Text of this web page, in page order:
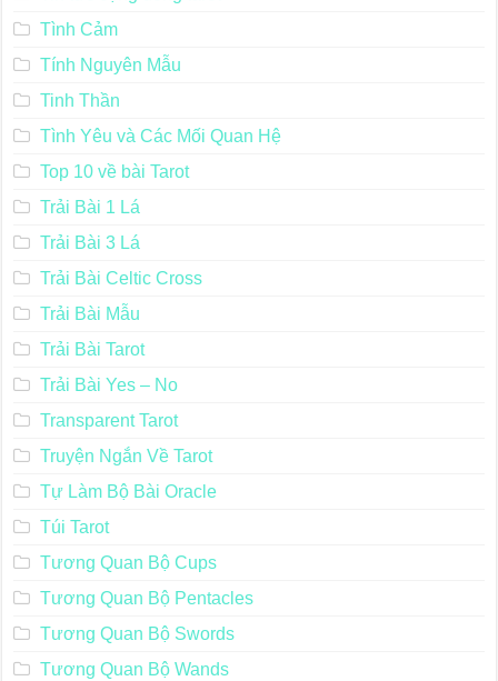
Tình Cảm
Tính Nguyên Mẫu
Tinh Thần
Tình Yêu và Các Mối Quan Hệ
Top 10 về bài Tarot
Trải Bài 1 Lá
Trải Bài 3 Lá
Trải Bài Celtic Cross
Trải Bài Mẫu
Trải Bài Tarot
Trải Bài Yes – No
Transparent Tarot
Truyện Ngắn Về Tarot
Tự Làm Bộ Bài Oracle
Túi Tarot
Tương Quan Bộ Cups
Tương Quan Bộ Pentacles
Tương Quan Bộ Swords
Tương Quan Bộ Wands